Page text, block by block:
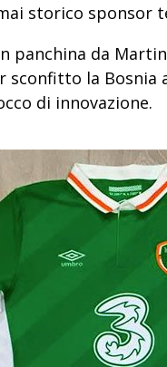
storico sponsor
panchina da
sconfitto la
di innovazione.